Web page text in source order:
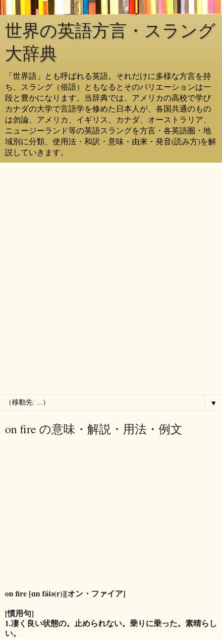
世界の英語方言・スラング
大辞典
「世界語」とも呼ばれる英語。それだけに多様な方言を持
ち、スラング（俗語）ともなるとそのバリエーションは一
段と豊かになります。当辞典では、アメリカの高校で学び
カナダの大学で言語学を修めた日本人が、各国共通のもの
は勿論、アメリカ、イギリス、カナダ、オーストラリア、
ニュージーランド等の英語スラングを方言・各英語圏・地
域別に分類、使用法・和訳・意味・由来・発音(読み方)を解
説していきます。
▼
on fire の意味・解説・用法・例文
on fire [ɑn fáiə(r)][オン・ファイア]
[慣用句]
1.凄く良い状態の。止められない。乗りに乗った。素晴らし
い。